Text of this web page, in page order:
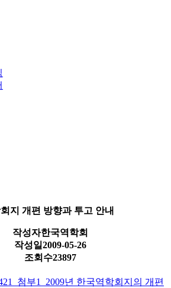
지 개편 방향과 투고 안내
작성자한국역학회
작성일2009-05-26
조회수23897
첨부1_2009년 한국역학회지의 개편